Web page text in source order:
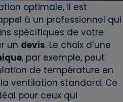
optimale, il est
à un professionnel qui
spécifiques de votre
un devis. Le choix d’une
, par exemple, peut
de température en
ventilation standard. Ce
pour ceux qui